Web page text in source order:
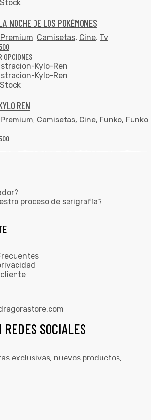
Stock
NOCHE DE LOS POKÉMONES
, Camisetas, Cine, Tv
OPCIONES
Stock
REN
, Camisetas, Cine, Funko, Funko
proceso de serigrafía?
REDES SOCIALES
exclusivas, nuevos productos,